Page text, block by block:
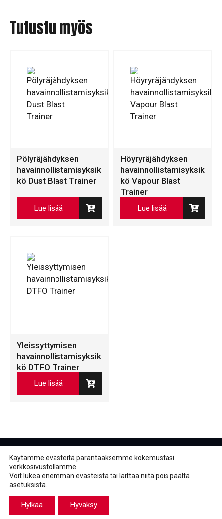
Tutustu myös
Pölyräjähdyksen
havainnollistamisyksik
kö Dust Blast Trainer
Lue lisää
Höyryräjähdyksen
havainnollistamisyksik
kö Vapour Blast
Trainer
Lue lisää
Yleissyttymisen
havainnollistamisyksik
kö DTFO Trainer
Lue lisää
Käytämme evästeitä parantaaksemme kokemustasi
verkkosivustollamme.
Voit lukea enemmän evästeistä tai laittaa niitä pois päältä
asetuksista
Hyväksy
Hylkää